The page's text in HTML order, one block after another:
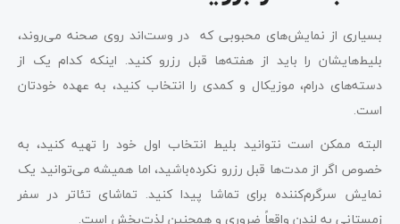
بسیاری از نمایش‌های محبوبی که در وست‌اند روی صحنه می‌روند،
بلیط‌هایشان را باید از هفته‌ها قبل رزرو کنید. اینکه کدام یک از
دسته‌های درام، موزیکال و کمدی را انتخاب کنید، به عهده خودتان
است.
البته ممکن است نتوانید بلیط انتخاب اول خود را تهیه کنید، به
خصوص اگر از مدت‌ها قبل رزرو نکرده‌باشید، اما همیشه می‌توانید یک
نمایش سرگرم‌کننده برای تماشا پیدا کنید. تماشای تئاتر در سفر
زمستانی به لندن واقعاً ضروری و همچنین لذت‌بخش است.